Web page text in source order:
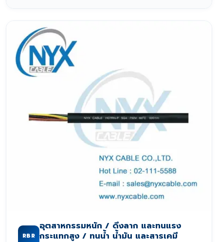
RBR
อุตสาหกรรมหนัก / ดึงลาก และทนแรง
กระแทกสูง / ทนน้ำ น้ำมัน และสารเคมี